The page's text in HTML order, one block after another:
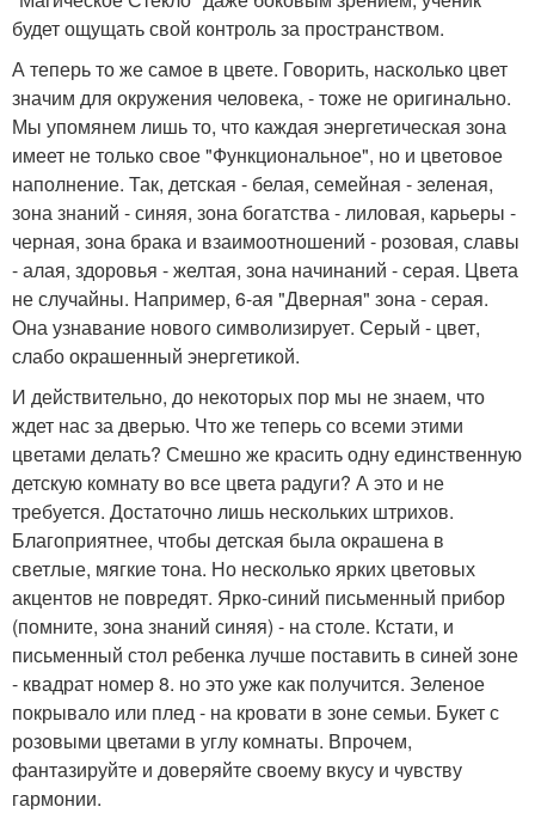
будет ощущать свой контроль за пространством.
А теперь то же самое в цвете. Говорить, насколько цвет
значим для окружения человека, - тоже не оригинально.
Мы упомянем лишь то, что каждая энергетическая зона
имеет не только свое "Функциональное", но и цветовое
наполнение. Так, детская - белая, семейная - зеленая,
зона знаний - синяя, зона богатства - лиловая, карьеры -
черная, зона брака и взаимоотношений - розовая, славы
- алая, здоровья - желтая, зона начинаний - серая. Цвета
не случайны. Например, 6-ая "Дверная" зона - серая.
Она узнавание нового символизирует. Серый - цвет,
слабо окрашенный энергетикой.
И действительно, до некоторых пор мы не знаем, что
ждет нас за дверью. Что же теперь со всеми этими
цветами делать? Смешно же красить одну единственную
детскую комнату во все цвета радуги? А это и не
требуется. Достаточно лишь нескольких штрихов.
Благоприятнее, чтобы детская была окрашена в
светлые, мягкие тона. Но несколько ярких цветовых
акцентов не повредят. Ярко-синий письменный прибор
(помните, зона знаний синяя) - на столе. Кстати, и
письменный стол ребенка лучше поставить в синей зоне
- квадрат номер 8. но это уже как получится. Зеленое
покрывало или плед - на кровати в зоне семьи. Букет с
розовыми цветами в углу комнаты. Впрочем,
фантазируйте и доверяйте своему вкусу и чувству
гармонии.